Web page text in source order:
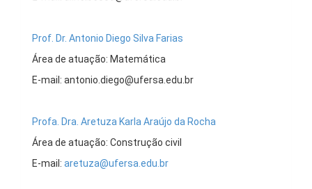
Prof. Dr. Antonio Diego Silva Farias
Área de atuação: Matemática
E-mail: antonio.diego@ufersa.edu.br
Profa. Dra. Aretuza Karla Araújo da Rocha
Área de atuação: Construção civil
E-mail: aretuza@ufersa.edu.br